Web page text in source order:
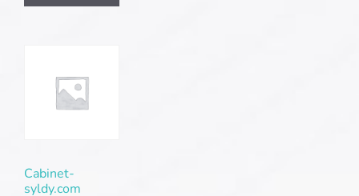
Cabinet-
syldy.com